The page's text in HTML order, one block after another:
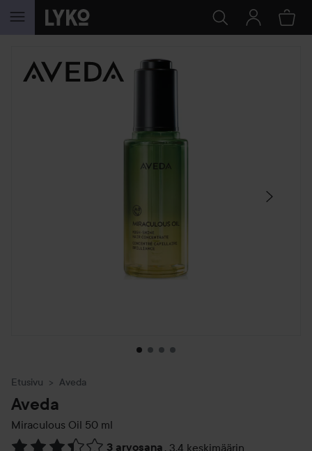
SIIRTYÄ JHK SISÄLTÖÖN
OHITA OSIO
Etusivu Aveda
Aveda
Miraculous Oil 50 ml
3 arvosana , 3.4 keskimäärin